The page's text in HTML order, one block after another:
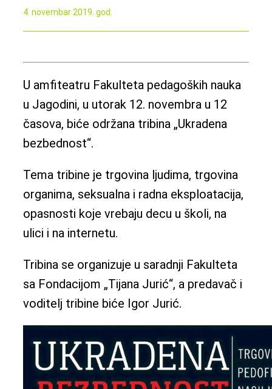
4. novembar 2019. god.
U amfiteatru Fakulteta pedagoških nauka
u Jagodini, u utorak 12. novembra u 12
časova, biće održana tribina „Ukradena
bezbednost“.
Tema tribine je trgovina ljudima, trgovina
organima, seksualna i radna eksploatacija,
opasnosti koje vrebaju decu u školi, na
ulici i na internetu.
Tribina se organizuje u saradnji Fakulteta
sa Fondacijom „Tijana Jurić“, a predavač i
voditelj tribine biće Igor Jurić.